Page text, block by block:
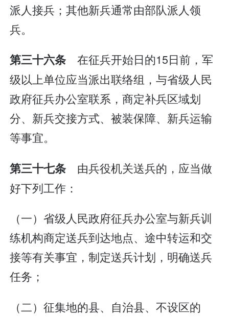
派人接兵；其他新兵通常由部队派人领
兵。
第三十六条 在征兵开始日的15日前，军
级以上单位应当派出联络组，与省级人民
政府征兵办公室联系，商定补兵区域划
分、新兵交接方式、被装保障、新兵运输
等事宜。
第三十七条 由兵役机关送兵的，应当做
好下列工作：
（一）省级人民政府征兵办公室与新兵训
练机构商定送兵到达地点、途中转运和交
接等有关事宜，制定送兵计划，明确送兵
任务；
（二）征集地的县、自治县、不设区的